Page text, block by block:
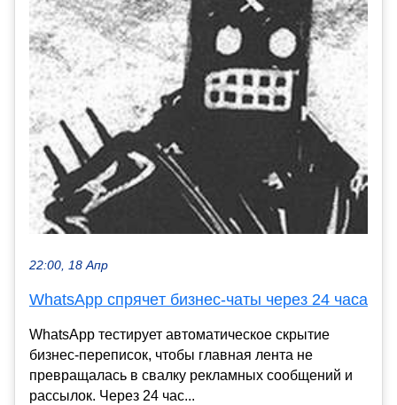
22:00, 18 Апр
WhatsApp спрячeт бизнес-чаты через 24 часа
WhatsApp тестирует автоматическое скрытие
бизнес-переписок, чтобы главная лента не
превращалась в свалку рекламных сообщений и
рассылок. Через 24 час...